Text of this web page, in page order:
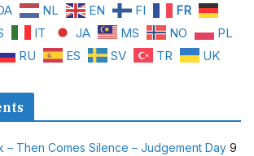
NL EN FI
FR
IT JA MS NO
PL
RU ES SV TR UK
– Then Comes Silence – Judgement Day 9